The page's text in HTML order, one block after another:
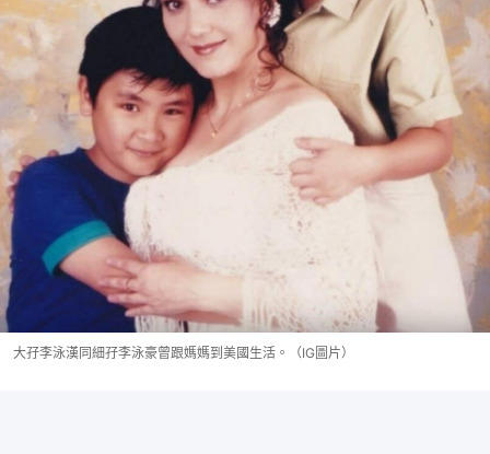
大孖李泳漢同細孖李泳豪曾跟媽媽到美國生活。（IG圖片）